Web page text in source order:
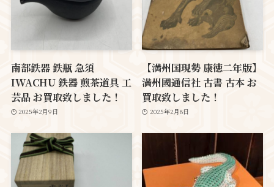
南部鉄器 鉄瓶 急須
IWACHU 鉄器 煎茶道具 工
芸品 お買取致しました！
2025年2月9日
【満州国現勢 康徳二年版】
満州國通信社 古書 古本 お
買取致しました！
2025年2月8日